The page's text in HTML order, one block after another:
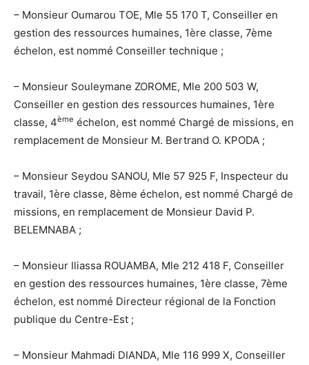
– Monsieur Oumarou TOE, Mle 55 170 T, Conseiller en
gestion des ressources humaines, 1ère classe, 7ème
échelon, est nommé Conseiller technique ;
– Monsieur Souleymane ZOROME, Mle 200 503 W,
Conseiller en gestion des ressources humaines, 1ère
classe, 4ème échelon, est nommé Chargé de missions, en
remplacement de Monsieur M. Bertrand O. KPODA ;
– Monsieur Seydou SANOU, Mle 57 925 F, Inspecteur du
travail, 1ère classe, 8ème échelon, est nommé Chargé de
missions, en remplacement de Monsieur David P.
BELEMNABA ;
– Monsieur Iliassa ROUAMBA, Mle 212 418 F, Conseiller
en gestion des ressources humaines, 1ère classe, 7ème
échelon, est nommé Directeur régional de la Fonction
publique du Centre-Est ;
– Monsieur Mahmadi DIANDA, Mle 116 999 X, Conseiller